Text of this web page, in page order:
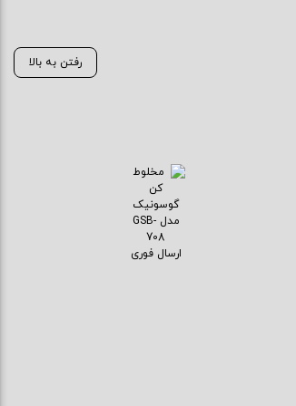
رفتن به بالا
ارسال فوری